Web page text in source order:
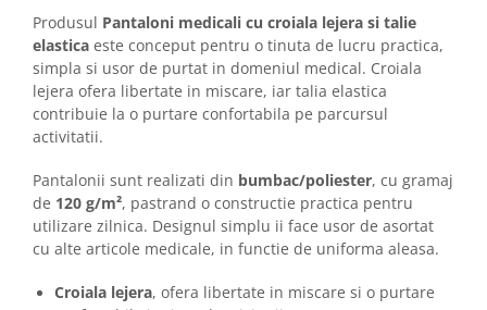
Accesorii pentru curatenie
Tipografie si stampile
Formulare tipizate
Caiete si blocnotesuri
personalizate
Protectia muncii si Imbracaminte
Imbracaminte
Tricouri
Bluze & Pulovere
Produsul Pantaloni medicali cu croiala lejera si talie
elastica este conceput pentru o tinuta de lucru practica,
simpla si usor de purtat in domeniul medical. Croiala
lejera ofera libertate in miscare, iar talia elastica
contribuie la o purtare confortabila pe parcursul
activitatii.
Pantalonii sunt realizati din bumbac/poliester, cu gramaj
de 120 g/m², pastrand o constructie practica pentru
utilizare zilnica. Designul simplu ii face usor de asortat
cu alte articole medicale, in functie de uniforma aleasa.
Croiala lejera, ofera libertate in miscare si o purtare